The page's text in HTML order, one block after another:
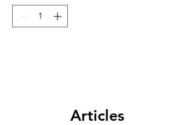
Articles